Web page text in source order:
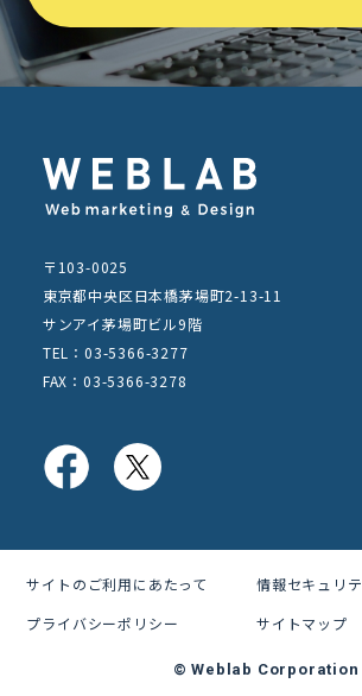
〒103-0025
東京都中央区日本橋茅場町2-13-11
サンアイ茅場町ビル9階
TEL：03-5366-3277
FAX：03-5366-3278
サイトのご利用にあたって
情報セキュリ
プライバシーポリシー
サイトマップ
© Weblab Corporation